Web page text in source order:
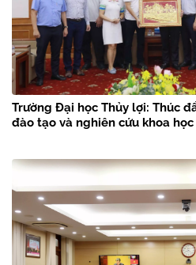
Trường Đại học Thủy lợi: Thúc
đào tạo và nghiên cứu khoa học